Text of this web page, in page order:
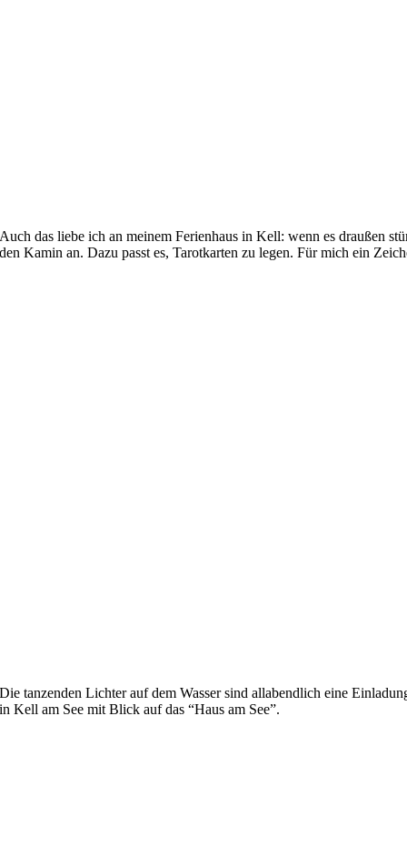
Auch das liebe ich an meinem Ferienhaus in Kell: wenn es draußen
den Kamin an. Dazu passt es, Tarotkarten zu legen. Für mich ein
Die tanzenden Lichter auf dem Wasser sind allabendlich eine
in Kell am See mit Blick auf das “Haus am See”.